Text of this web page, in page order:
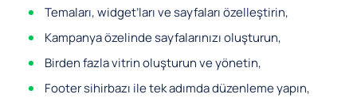
Temaları, widget’ları ve sayfaları özelleştirin,
Kampanya özelinde sayfalarınızı oluşturun,
Birden fazla vitrin oluşturun ve yönetin,
Footer sihirbazı ile tek adımda düzenleme yapın,